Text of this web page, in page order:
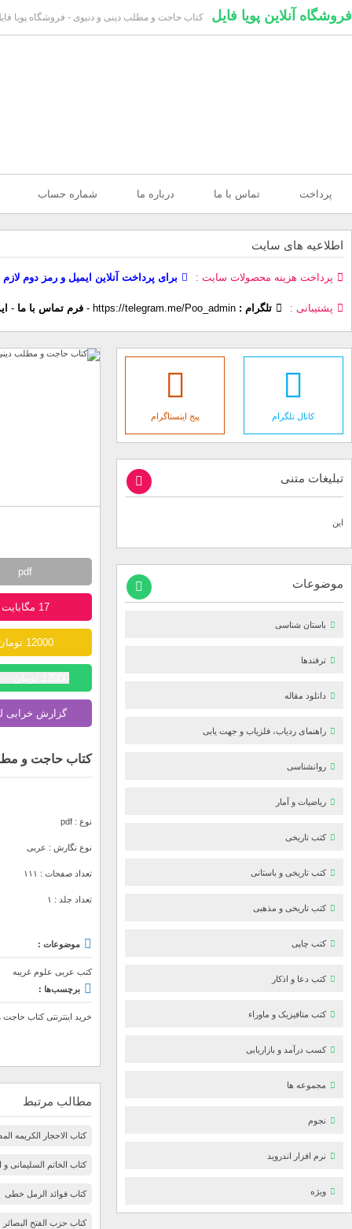
فروشگاه آنلاین پویا فایل کتاب حاجت و مطلب دینی و دنیوی - فروشگاه پویا
پرداخت تماس با ما درباره ما شماره حساب
اطلاعیه های سایت
پرداخت هزینه محصولات سایت برای پرداخت آنلاین ایمیل و رمز دوم
پشتیبانی تلگرام : https://telegram.me/Poo_admin
- فرم تماس با ما -
pdf
17 مگابایت
12000 تومان
گزارش خرابی
کتاب حاجت و
نوع : pdf
نوع نگارش : عربی
تعداد صفحات : ۱۱۱
تعداد جلد : ۱
موضوعات :
کتب عربی علوم غریبه
برچسب‌ها :
خرید اینترنتی کتاب
مطالب مرتبط
کتاب الاحجار الکریمه
کتاب الخاتم السلیمانی و
کتاب فوائد الرمل خطی
کتاب حزب الفتح البصائر
کانال تلگرام پیج اینستاگرام
تبلیغات متنی
این
موضوعات
باستان شناسی
ترفندها
دانلود مقاله
راهنمای ردیاب، فلزیاب و جهت یابی
روانشناسی
ریاضیات و آمار
کتب تاریخی
کتب تاریخی و باستانی
کتب تاریخی و مذهبی
کتب چاپی
کتب دعا و اذکار
کتب متافیزیک و ماوراء
کسب درآمد و بازاریابی
مجموعه ها
نجوم
نرم افزار اندروید
ویژه